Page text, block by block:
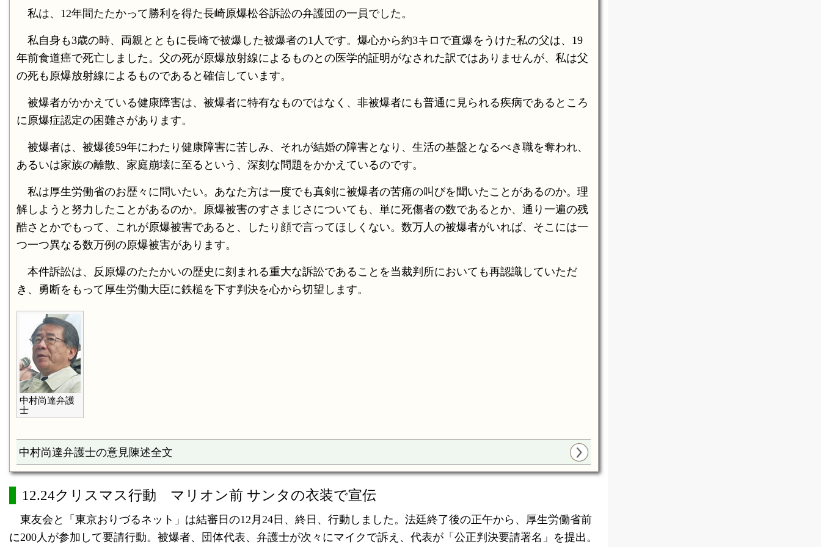
私は、12年間たたかって勝利を得た長崎原爆松谷訴訟の弁護団の一員でした。
私自身も3歳の時、両親とともに長崎で被爆した被爆者の1人です。爆心から約3キロで直爆をうけた私の父は、19
年前食道癌で死亡しました。父の死が原爆放射線によるものとの医学的証明がなされた訳ではありませんが、私は父
の死も原爆放射線によるものであると確信しています。
被爆者がかかえている健康障害は、被爆者に特有なものではなく、非被爆者にも普通に見られる疾病であるところ
に原爆症認定の困難さがあります。
被爆者は、被爆後59年にわたり健康障害に苦しみ、それが結婚の障害となり、生活の基盤となるべき職を奪われ、
あるいは家族の離散、家庭崩壊に至るという、深刻な問題をかかえているのです。
私は厚生労働省のお歴々に問いたい。あなた方は一度でも真剣に被爆者の苦痛の叫びを聞いたことがあるのか。理
解しようと努力したことがあるのか。原爆被害のすさまじさについても、単に死傷者の数であるとか、通り一遍の残
酷さとかでもって、これが原爆被害であると、したり顔で言ってほしくない。数万人の被爆者がいれば、そこには一
つ一つ異なる数万例の原爆被害があります。
本件訴訟は、反原爆のたたかいの歴史に刻まれる重大な訴訟であることを当裁判所においても再認識していただ
き、勇断をもって厚生労働大臣に鉄槌を下す判決を心から切望します。
中村尚達弁護
士
中村尚達弁護士の意見陳述全文
12.24クリスマス行動 マリオン前 サンタの衣装で宣伝
東友会と「東京おりづるネット」は結審日の12月24日、終日、行動しました。法廷終了後の正午から、厚生労働省前
に200人が参加して要請行動。被爆者、団体代表、弁護士が次々にマイクで訴え、代表が「公正判決要請署名」を提出。